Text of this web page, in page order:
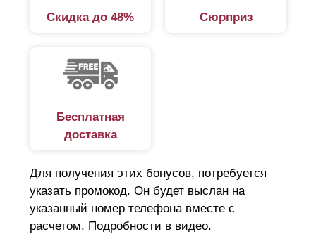
Скидка до 48% Сюрприз
Бесплатная
доставка
Для получения этих бонусов, потребуется
указать промокод. Он будет выслан на
указанный номер телефона вместе с
расчетом. Подробности в видео.